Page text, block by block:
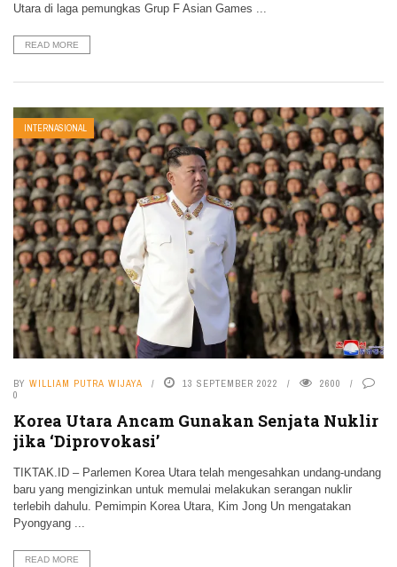
Utara di laga pemungkas Grup F Asian Games ...
READ MORE
INTERNASIONAL
BY WILLIAM PUTRA WIJAYA 13 SEPTEMBER 2022
2600
0
Korea Utara Ancam Gunakan Senjata Nuklir
jika ‘Diprovokasi’
TIKTAK.ID – Parlemen Korea Utara telah mengesahkan undang-undang
baru yang mengizinkan untuk memulai melakukan serangan nuklir
terlebih dahulu. Pemimpin Korea Utara, Kim Jong Un mengatakan
Pyongyang ...
READ MORE